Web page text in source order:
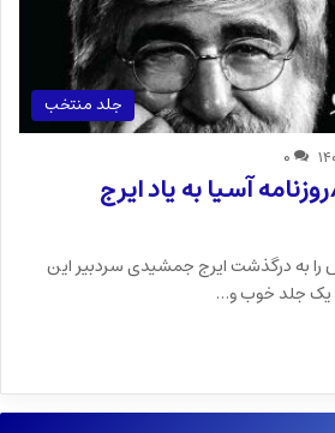
جلد منتخب
۰
آسیا به یاد ایرج
را به درگذشت ایرج جمشیدی سردبیر این
یک جلد خوب و…